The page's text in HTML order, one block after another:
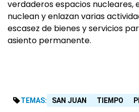
verdaderos espacios nucleares,
nuclean y enlazan varias
escasez de bienes y servicios
asiento permanente.
TEMAS: SAN JUAN TIEMPO